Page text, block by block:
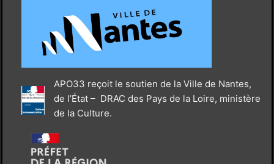
APO33 reçoit le soutien de la Ville de Nantes,
de l’État – DRAC des Pays de la Loire, ministère
de la Culture.